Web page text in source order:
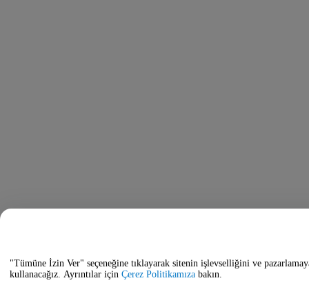
"Tümüne İzin Ver" seçeneğine tıklayarak sitenin işlevselliğini ve
kullanacağız. Ayrıntılar için Çerez Politikamıza bakın.